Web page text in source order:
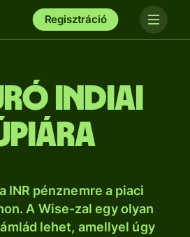
Regisztráció
indiai
INR pénznemre a piaci
A Wise-zal egy olyan
lehet, amellyel úgy